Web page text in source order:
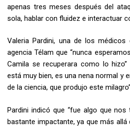
apenas tres meses después del
sola, hablar con fluidez e interactuar
Valeria Pardini, una de los
agencia Télam que “nunca
Camila se recuperara como lo
está muy bien, es una nena normal y
de la ciencia, que produjo este
Pardini indicó que “fue algo que
bastante impactante, ya que más